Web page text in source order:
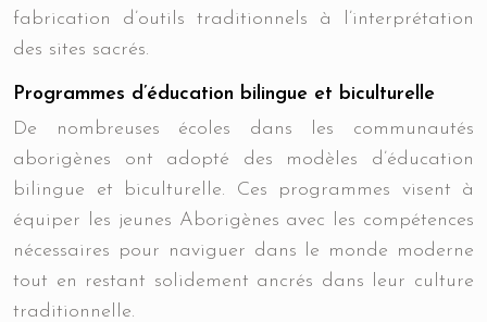
fabrication d’outils traditionnels à l’interprétation
des sites sacrés.
Programmes d’éducation bilingue et biculturelle
De nombreuses écoles dans les communautés
aborigènes ont adopté des modèles d’éducation
bilingue et biculturelle. Ces programmes visent à
équiper les jeunes Aborigènes avec les compétences
nécessaires pour naviguer dans le monde moderne
tout en restant solidement ancrés dans leur culture
traditionnelle.